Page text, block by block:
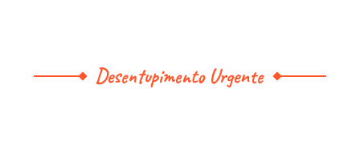
Desentupimento Urgente